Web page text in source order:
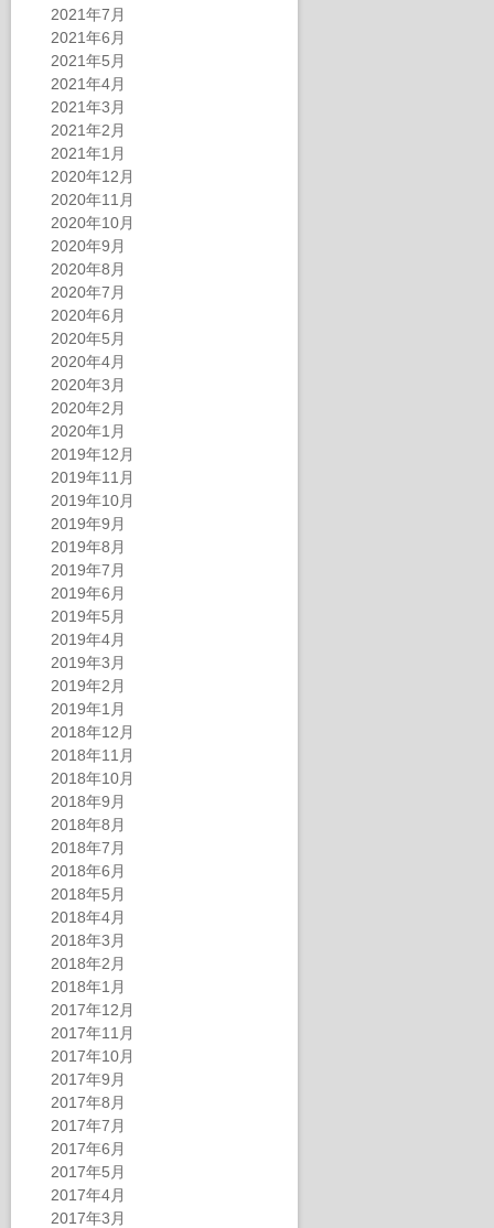
2021年7月
2021年6月
2021年5月
2021年4月
2021年3月
2021年2月
2021年1月
2020年12月
2020年11月
2020年10月
2020年9月
2020年8月
2020年7月
2020年6月
2020年5月
2020年4月
2020年3月
2020年2月
2020年1月
2019年12月
2019年11月
2019年10月
2019年9月
2019年8月
2019年7月
2019年6月
2019年5月
2019年4月
2019年3月
2019年2月
2019年1月
2018年12月
2018年11月
2018年10月
2018年9月
2018年8月
2018年7月
2018年6月
2018年5月
2018年4月
2018年3月
2018年2月
2018年1月
2017年12月
2017年11月
2017年10月
2017年9月
2017年8月
2017年7月
2017年6月
2017年5月
2017年4月
2017年3月